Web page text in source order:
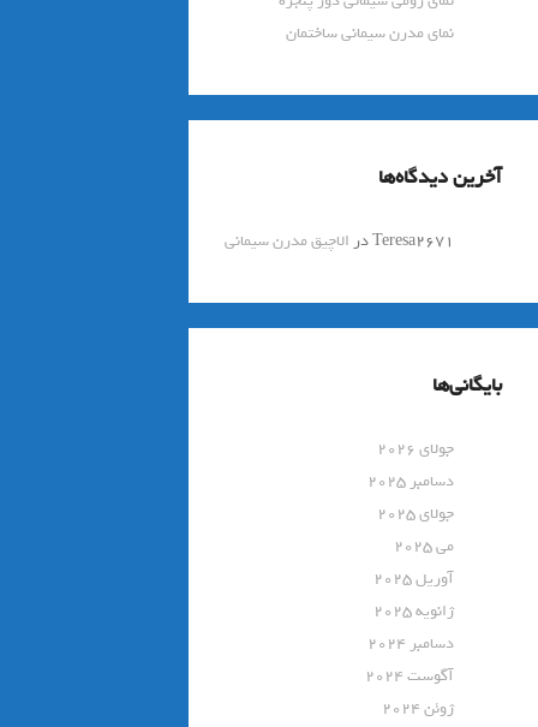
نمای مدرن سیمانی ساختمان
آخرین دیدگاه‌ها
Teresa2671در الاچیق مدرن سیمانی
بایگانی‌ها
جولای 2026
دسامبر 2025
جولای 2025
می 2025
آوریل 2025
ژانویه 2025
دسامبر 2024
آگوست 2024
ژوئن 2024